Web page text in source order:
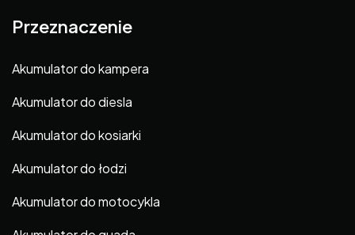
Przeznaczenie
Akumulator do kampera
Akumulator do diesla
Akumulator do kosiarki
Akumulator do łodzi
Akumulator do motocykla